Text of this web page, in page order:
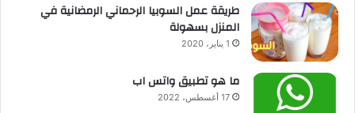
طريقة عمل السوبيا الرحماني الرمضانية في
المنزل بسهولة
1 يناير، 2020
ما هو تطبيق واتس اب
17 أغسطس، 2022